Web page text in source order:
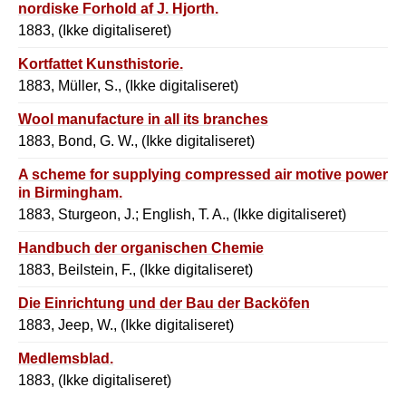
nordiske Forhold af J. Hjorth.
1883, (Ikke digitaliseret)
Kortfattet Kunsthistorie.
1883, Müller, S., (Ikke digitaliseret)
Wool manufacture in all its branches
1883, Bond, G. W., (Ikke digitaliseret)
A scheme for supplying compressed air motive power
in Birmingham.
1883, Sturgeon, J.; English, T. A., (Ikke digitaliseret)
Handbuch der organischen Chemie
1883, Beilstein, F., (Ikke digitaliseret)
Die Einrichtung und der Bau der Backöfen
1883, Jeep, W., (Ikke digitaliseret)
Medlemsblad.
1883, (Ikke digitaliseret)